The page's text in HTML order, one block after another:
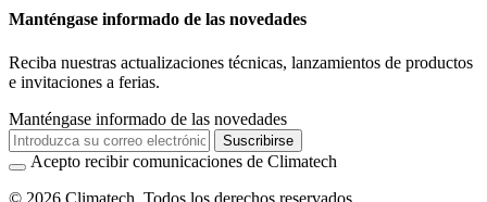
Manténgase informado de las novedades
Reciba nuestras actualizaciones técnicas, lanzamientos de productos
e invitaciones a ferias.
Manténgase informado de las novedades
Suscribirse
Acepto recibir comunicaciones de Climatech
© 2026 Climatech. Todos los derechos reservados.